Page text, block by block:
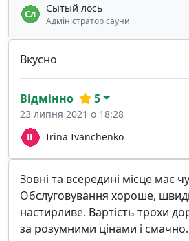
Сытый лось
Адміністратор сауни
Вкусно
Irina Ivanchenko
Відмінно 5
23 липня 2021 о 18:28
Зовні та всередині місце має
Обслуговування хороше,
настирливе. Вартість трохи
за розумними цінами і смачно.